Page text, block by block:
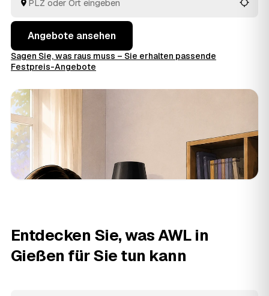
entsorgt.
Angebote ansehen
Sagen Sie, was raus muss – Sie erhalten passende
Festpreis-Angebote
Entdecken Sie, was AWL in
Gießen für Sie tun kann